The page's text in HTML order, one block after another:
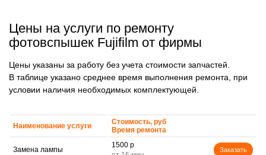
Цены на услуги по ремонту
фотовспышек Fujifilm от фирмы
Цены указаны за работу без учета стоимости запчастей.
В таблице указано среднее время выполнения ремонта, при
условии наличия необходимых комплектующей.
Наименование услуги
Стоимость, руб
Время ремонта
Замена лампы
1500 р
Заказать